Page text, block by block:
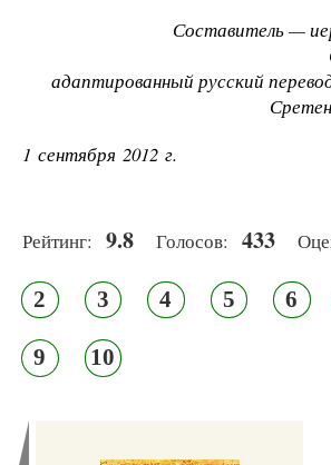
Составитель —
адаптированный русский
1 сентября 2012 г.
Рейтинг: 9.8 Голосов: 433
2 3 4 5 6
9 10